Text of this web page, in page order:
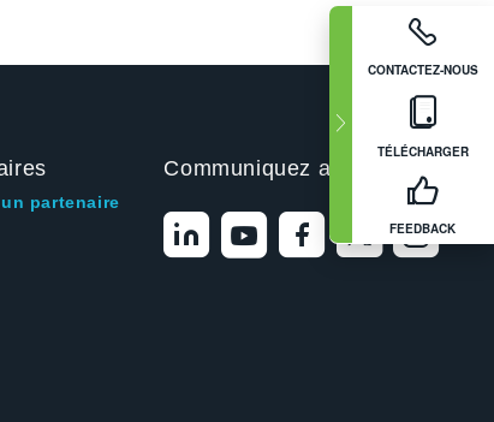
CONTACTEZ-NOUS
TÉLÉCHARGER
FEEDBACK
partenaire
Communiquez avec nous